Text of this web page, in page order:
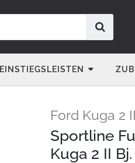
EINSTIEGSLEISTEN
Ford Kuga 2
Sportline
Kuga 2 II